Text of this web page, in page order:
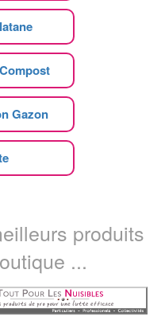
Gazon
produits
...